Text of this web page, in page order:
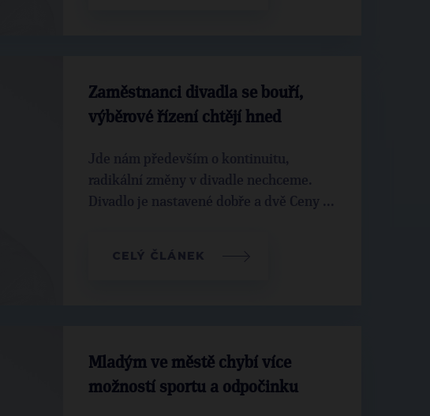
Zaměstnanci divadla se bouří,
výběrové řízení chtějí hned
Jde nám především o kontinuitu,
radikální změny v divadle nechceme.
Divadlo je nastavené dobře a dvě Ceny ...
CELÝ ČLÁNEK
Mladým ve městě chybí více
možností sportu a odpočinku